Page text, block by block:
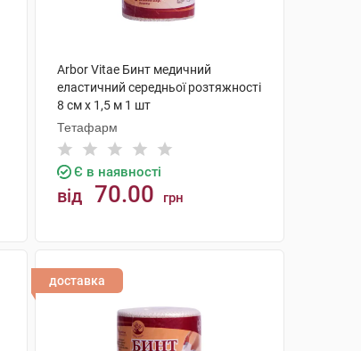
Arbor Vitae Бинт медичний
еластичний середньої розтяжності
8 см х 1,5 м 1 шт
Тетафарм
Є в наявності
від 70.00 грн
доставка